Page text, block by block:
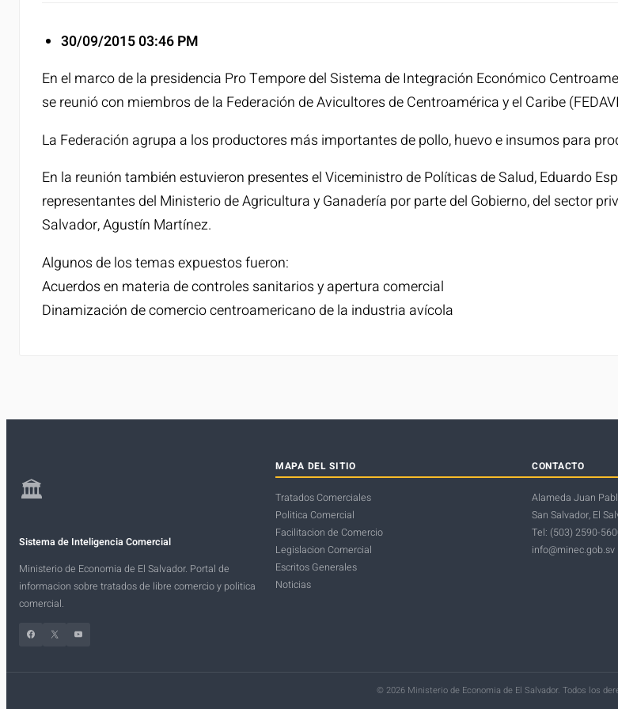
30/09/201503:46 PM
En el marco de la presidencia Pro Tempore del Sistema de Integración Económico
se reunió con miembros de la Federación de Avicultores de Centroamérica y el Caribe
La Federación agrupa a los productores más importantes de pollo, huevo e insumos para
En la reunión también estuvieron presentes el Viceministro de Políticas de Salud, Eduardo
representantes del Ministerio de Agricultura y Ganadería por parte del Gobierno, del sector
Salvador, Agustín Martínez.
Algunos de los temas expuestos fueron:
Acuerdos en materia de controles sanitarios y apertura comercial
Dinamización de comercio centroamericano de la industria avícola
🏛
Sistema de Inteligencia Comercial
Ministerio de Economia de El Salvador. Portal de
informacion sobre tratados de libre comercio y politica
comercial.
Facebook X YouTube
MAPA DEL SITIO
Tratados Comerciales
Politica Comercial
Facilitacion de Comercio
Legislacion Comercial
Escritos Generales
Noticias
CONTACTO
Alameda Juan
San Salvador, El
Tel: (503) 2590-
info@minec.gob.sv
© 2026 Ministerio de Economia de El Salvador. Todos los